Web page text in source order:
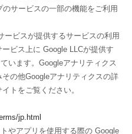
サービスの一部の機能をご利用
ービスが提供するサービスの利用
ビス上に Google LLCが提供す
います。Googleアナリティクス
の他Googleアナリティクスの詳
トをご覧ください。
jp.html
やアプリを使用する際の Google